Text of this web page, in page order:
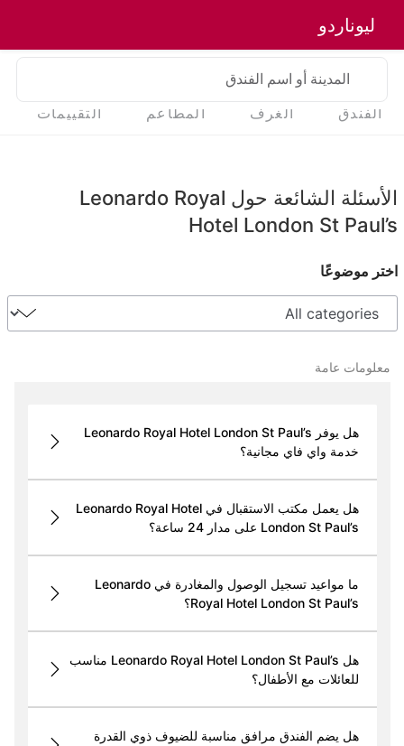
ليوناردو
المدينة أو اسم الفندق
الفندق الغرف المطاعم التقييمات
الأسئلة الشائعة حول Leonardo Royal
Hotel London St Paul’s
اختر موضوعًا
معلومات عامة
هل يوفر Leonardo Royal Hotel London St Paul’s
خدمة واي فاي مجانية؟
هل يعمل مكتب الاستقبال في Leonardo Royal Hotel
London St Paul’s على مدار 24 ساعة؟
ما مواعيد تسجيل الوصول والمغادرة في Leonardo
Royal Hotel London St Paul’s؟
هل Leonardo Royal Hotel London St Paul’s مناسب
للعائلات مع الأطفال؟
هل يضم الفندق مرافق مناسبة للضيوف ذوي القدرة